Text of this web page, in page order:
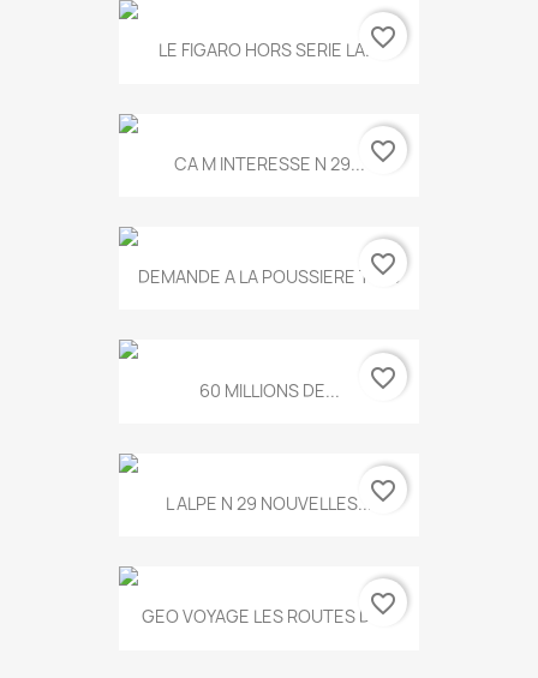
LE FIGARO HORS SERIE LA...favorite_border
CA M INTERESSE N 29... favorite_border
DEMANDE A LA POUSSIERE T.778
favorite_border
60 MILLIONS DE... favorite_border
L ALPE N 29 NOUVELLES...favorite_border
GEO VOYAGE LES ROUTES DE...
favorite_border